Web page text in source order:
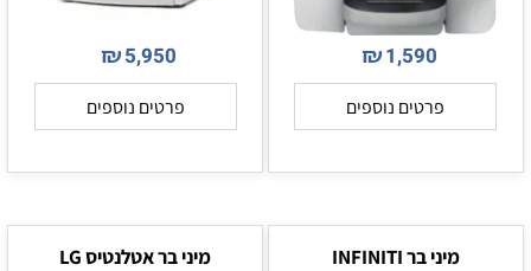
₪1,590
פרטים נוספים
₪5,950
פרטים נוספים
מיני בר INFINITI מיני בר אטלנטיס LG